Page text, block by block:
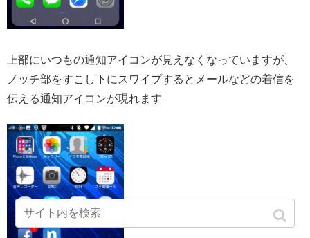
上部にいつもの通知アイコンが見えなくなっていますが、
ノッチ部をすこし下にスワイプするとメールなどの着信を
伝える通知アイコンが現れます